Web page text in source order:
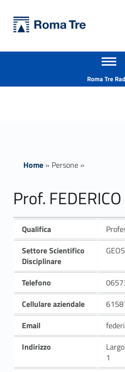
Prof. FEDERICO ROSSETTI - Università Roma Tre
Apri il menu secondario
Roma Tre
Home» Persone»
Prof.
Qualifica
Settore Scientifico
Disciplinare
Telefono
Cellulare aziendale
Email
Indirizzo
1